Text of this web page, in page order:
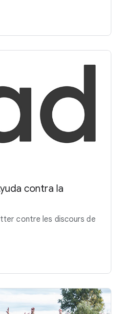
contra la
contre les discours de